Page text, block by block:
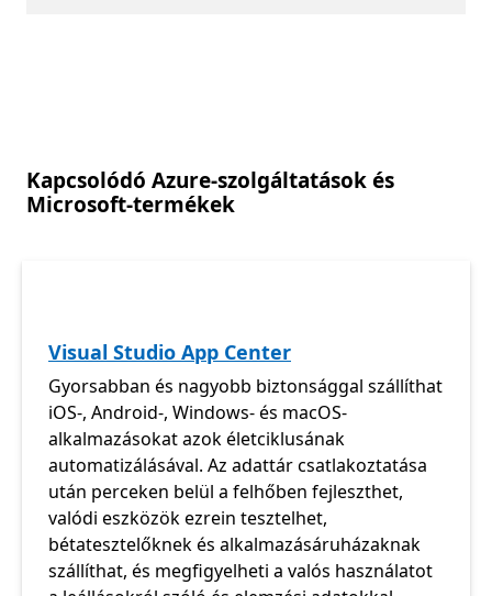
Kapcsolódó Azure-szolgáltatások és
Microsoft-termékek
Visual Studio App Center
Gyorsabban és nagyobb biztonsággal szállíthat
iOS-, Android-, Windows- és macOS-
alkalmazásokat azok életciklusának
automatizálásával. Az adattár csatlakoztatása
után perceken belül a felhőben fejleszthet,
valódi eszközök ezrein tesztelhet,
bétatesztelőknek és alkalmazásáruházaknak
szállíthat, és megfigyelheti a valós használatot